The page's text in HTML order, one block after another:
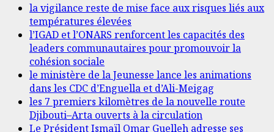
la vigilance reste de mise face aux risques liés aux
températures élevées
l’IGAD et l’ONARS renforcent les capacités des
leaders communautaires pour promouvoir la
cohésion sociale
le ministère de la Jeunesse lance les animations
dans les CDC d’Enguella et d’Ali-Meigag
les 7 premiers kilomètres de la nouvelle route
Djibouti–Arta ouverts à la circulation
Le Président Ismaïl Omar Guelleh adresse ses